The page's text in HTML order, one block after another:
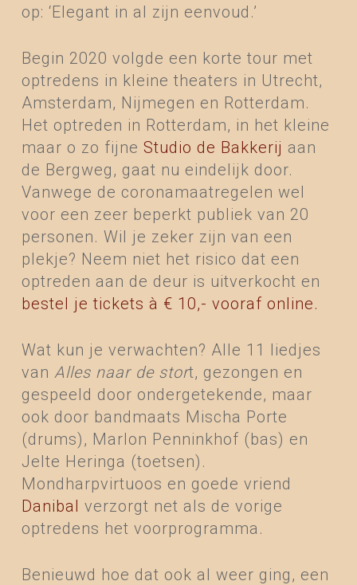
op: ‘Elegant in al zijn eenvoud.’
Begin 2020 volgde een korte tour met
optredens in kleine theaters in Utrecht,
Amsterdam, Nijmegen en Rotterdam.
Het optreden in Rotterdam, in het kleine
maar o zo fijne Studio de Bakkerij aan
de Bergweg, gaat nu eindelijk door.
Vanwege de coronamaatregelen wel
voor een zeer beperkt publiek van 20
personen. Wil je zeker zijn van een
plekje? Neem niet het risico dat een
optreden aan de deur is uitverkocht en
bestel je tickets à € 10,- vooraf online.
Wat kun je verwachten? Alle 11 liedjes
van Alles naar de stort, gezongen en
gespeeld door ondergetekende, maar
ook door bandmaats Mischa Porte
(drums), Marlon Penninkhof (bas) en
Jelte Heringa (toetsen).
Mondharpvirtuoos en goede vriend
Danibal verzorgt net als de vorige
optredens het voorprogramma.
Benieuwd hoe dat ook al weer ging, een